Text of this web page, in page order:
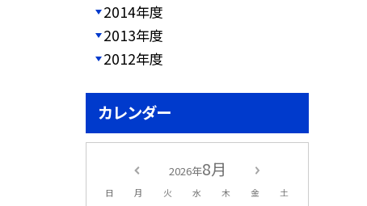
2014年度
2013年度
2012年度
カレンダー
2026年8月
日 月 火 水 木 金 土